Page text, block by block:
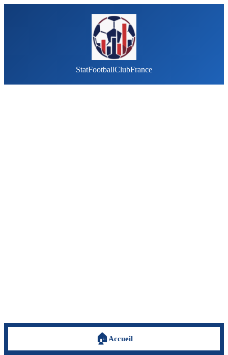
StatFootballClubFrance
🏠 Accueil